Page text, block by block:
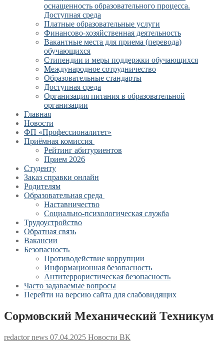
оснащенность образовательного процесса.
Доступная среда
Платные образовательные услуги
Финансово-хозяйственная деятельность
Вакантные места для приема (перевода)
обучающихся
Стипендии и меры поддержки обучающихся
Международное сотрудничество
Образовательные стандарты
Доступная среда
Организация питания в образовательной
организации
Главная
Новости
ФП «Профессионалитет»
Приёмная комиссия
Рейтинг абитуриентов
Прием 2026
Студенту
Заказ справки онлайн
Родителям
Образовательная среда
Наставничество
Социально-психологическая служба
Трудоустройство
Обратная связь
Вакансии
Безопасность
Противодействие коррупции
Информационная безопасность
Антитеррористическая безопасность
Часто задаваемые вопросы
Перейти на версию сайта для слабовидящих
Сормовский Механический Техникум
redactor news 07.04.2025 Новости ВК